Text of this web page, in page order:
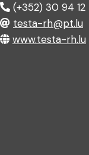
(+352) 30 94 12
testa-rh@pt.lu
www.testa-rh.lu